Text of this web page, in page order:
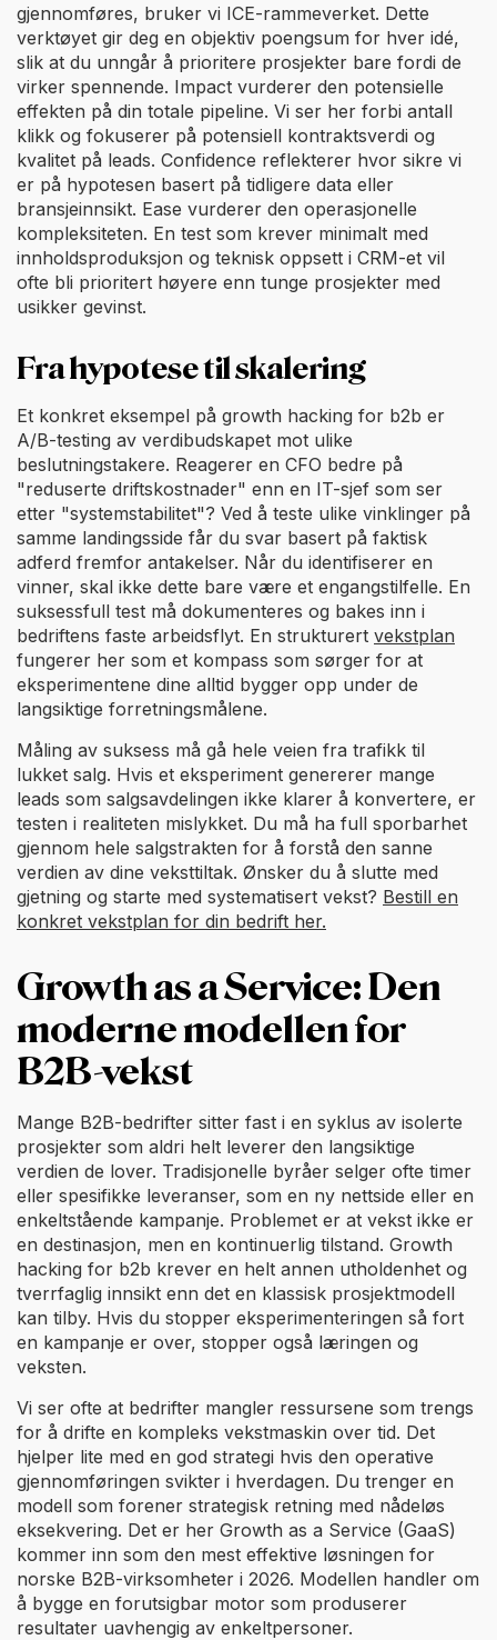
gjennomføres, bruker vi ICE-rammeverket. Dette
verktøyet gir deg en objektiv poengsum for hver idé,
slik at du unngår å prioritere prosjekter bare fordi de
virker spennende. Impact vurderer den potensielle
effekten på din totale pipeline. Vi ser her forbi antall
klikk og fokuserer på potensiell kontraktsverdi og
kvalitet på leads. Confidence reflekterer hvor sikre vi
er på hypotesen basert på tidligere data eller
bransjeinnsikt. Ease vurderer den operasjonelle
kompleksiteten. En test som krever minimalt med
innholdsproduksjon og teknisk oppsett i CRM-et vil
ofte bli prioritert høyere enn tunge prosjekter med
usikker gevinst.
Fra hypotese til skalering
Et konkret eksempel på growth hacking for b2b er
A/B-testing av verdibudskapet mot ulike
beslutningstakere. Reagerer en CFO bedre på
"reduserte driftskostnader" enn en IT-sjef som ser
etter "systemstabilitet"? Ved å teste ulike vinklinger på
samme landingsside får du svar basert på faktisk
adferd fremfor antakelser. Når du identifiserer en
vinner, skal ikke dette bare være et engangstilfelle. En
suksessfull test må dokumenteres og bakes inn i
bedriftens faste arbeidsflyt. En strukturert vekstplan
fungerer her som et kompass som sørger for at
eksperimentene dine alltid bygger opp under de
langsiktige forretningsmålene.
Måling av suksess må gå hele veien fra trafikk til
lukket salg. Hvis et eksperiment genererer mange
leads som salgsavdelingen ikke klarer å konvertere, er
testen i realiteten mislykket. Du må ha full sporbarhet
gjennom hele salgstrakten for å forstå den sanne
verdien av dine veksttiltak. Ønsker du å slutte med
gjetning og starte med systematisert vekst? Bestill en
konkret vekstplan for din bedrift her.
Growth as a Service: Den
moderne modellen for
B2B-vekst
Mange B2B-bedrifter sitter fast i en syklus av isolerte
prosjekter som aldri helt leverer den langsiktige
verdien de lover. Tradisjonelle byråer selger ofte timer
eller spesifikke leveranser, som en ny nettside eller en
enkeltstående kampanje. Problemet er at vekst ikke er
en destinasjon, men en kontinuerlig tilstand. Growth
hacking for b2b krever en helt annen utholdenhet og
tverrfaglig innsikt enn det en klassisk prosjektmodell
kan tilby. Hvis du stopper eksperimenteringen så fort
en kampanje er over, stopper også læringen og
veksten.
Vi ser ofte at bedrifter mangler ressursene som trengs
for å drifte en kompleks vekstmaskin over tid. Det
hjelper lite med en god strategi hvis den operative
gjennomføringen svikter i hverdagen. Du trenger en
modell som forener strategisk retning med nådeløs
eksekvering. Det er her Growth as a Service (GaaS)
kommer inn som den mest effektive løsningen for
norske B2B-virksomheter i 2026. Modellen handler om
å bygge en forutsigbar motor som produserer
resultater uavhengig av enkeltpersoner.